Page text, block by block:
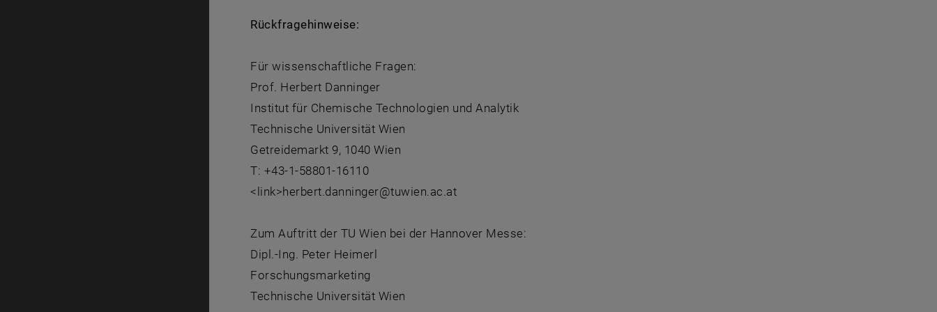
Rückfragehinweise:
Für wissenschaftliche Fragen:
Prof. Herbert Danninger
Institut für Chemische Technologien und Analytik
Technische Universität Wien
Getreidemarkt 9, 1040 Wien
T: +43-1-58801-16110
<link>herbert.danninger@tuwien.ac.at
Zum Auftritt der TU Wien bei der Hannover Messe:
Dipl.-Ing. Peter Heimerl
Forschungsmarketing
Technische Universität Wien